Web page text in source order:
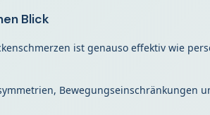
Blick
ist genauso effektiv wie
Bewegungseinschränkungen